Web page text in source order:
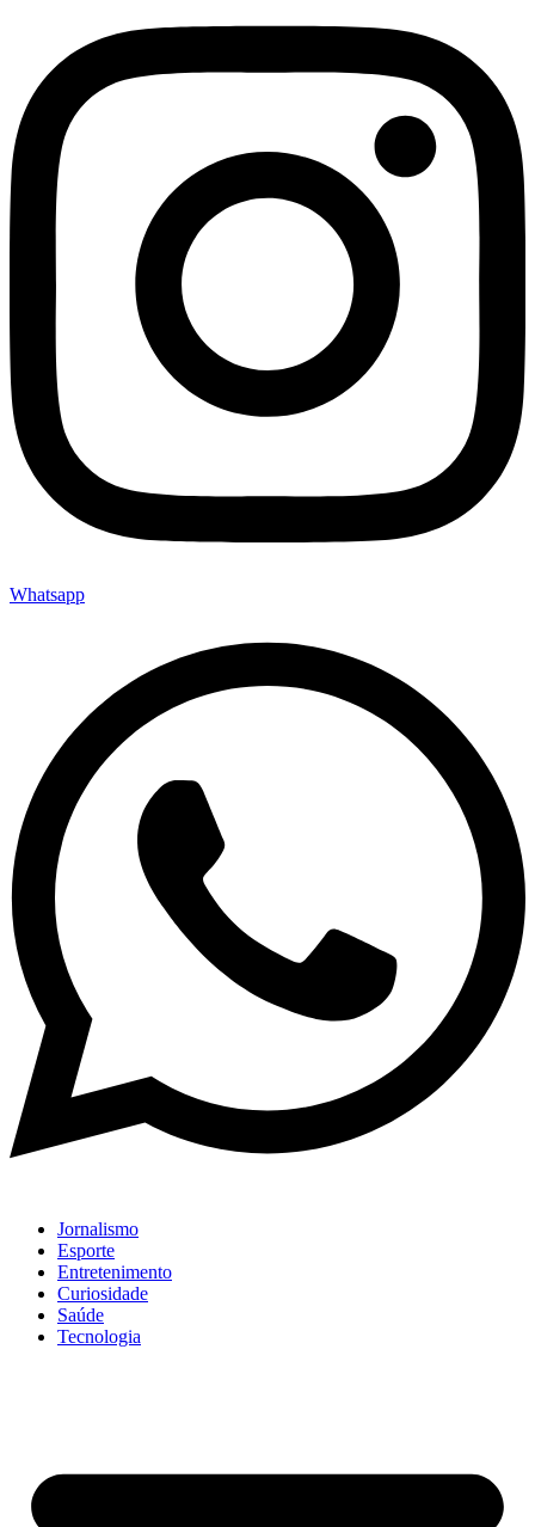
Whatsapp
Jornalismo
Esporte
Entretenimento
Curiosidade
Saúde
Tecnologia